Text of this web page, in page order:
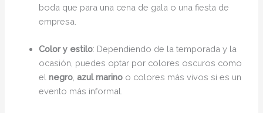
boda que para una cena de gala o una fiesta de
empresa.
Color y estilo: Dependiendo de la temporada y la
ocasión, puedes optar por colores oscuros como
elnegro ,azul marino o colores más vivos si es un
evento más informal.